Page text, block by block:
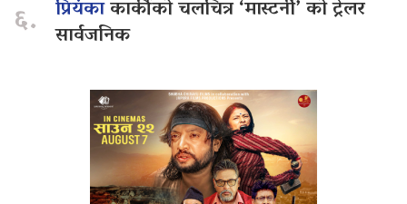
६. प्रियंकाकार्कीको चलचित्र ‘मास्टर्नी’ को ट्रेलर
सार्वजनिक